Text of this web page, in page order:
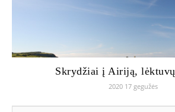
Skrydžiai į Airiją,
2020 17 gegužės